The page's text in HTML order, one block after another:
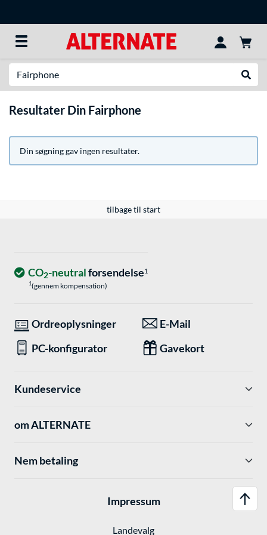
Resultater Din Fairphone
Din søgning gav ingen resultater.
tilbage til start
CO2-neutralforsendelse1
1(gennem kompensation)
Ordreoplysninger
E-Mail
PC-konfigurator
Gavekort
Kundeservice
om ALTERNATE
Nem betaling
Impressum
Landevalg